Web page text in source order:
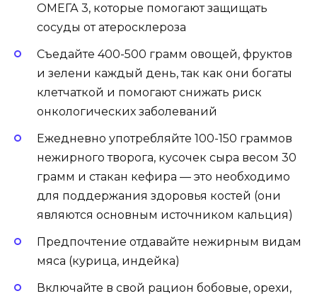
ОМЕГА 3, которые помогают защищать
сосуды от атеросклероза
Съедайте 400-500 грамм овощей, фруктов
и зелени каждый день, так как они богаты
клетчаткой и помогают снижать риск
онкологических заболеваний
Ежедневно употребляйте 100-150 граммов
нежирного творога, кусочек сыра весом 30
грамм и стакан кефира — это необходимо
для поддержания здоровья костей (они
являются основным источником кальция)
Предпочтение отдавайте нежирным видам
мяса (курица, индейка)
Включайте в свой рацион бобовые, орехи,